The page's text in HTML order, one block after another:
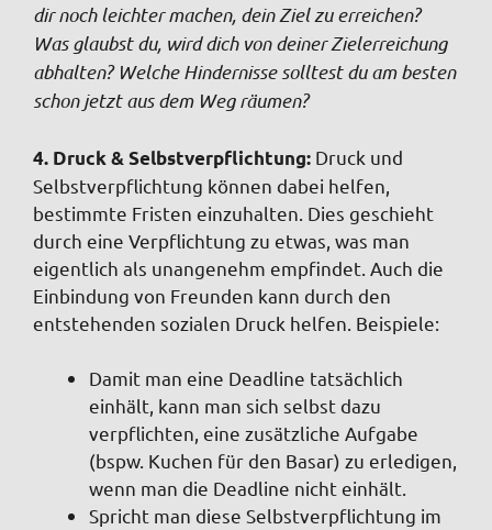
dir noch leichter machen, dein Ziel zu erreichen?
Was glaubst du, wird dich von deiner Zielerreichung
abhalten? Welche Hindernisse solltest du am besten
schon jetzt aus dem Weg räumen?
4. Druck & Selbstverpflichtung: Druck und
Selbstverpflichtung können dabei helfen,
bestimmte Fristen einzuhalten. Dies geschieht
durch eine Verpflichtung zu etwas, was man
eigentlich als unangenehm empfindet. Auch die
Einbindung von Freunden kann durch den
entstehenden sozialen Druck helfen. Beispiele:
Damit man eine Deadline tatsächlich
einhält, kann man sich selbst dazu
verpflichten, eine zusätzliche Aufgabe
(bspw. Kuchen für den Basar) zu erledigen,
wenn man die Deadline nicht einhält.
Spricht man diese Selbstverpflichtung im